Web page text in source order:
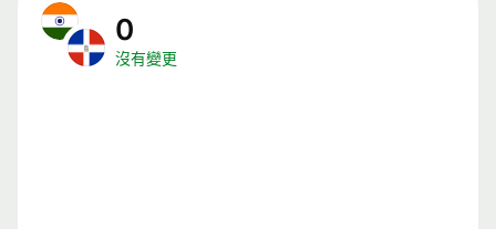
0
沒有變更